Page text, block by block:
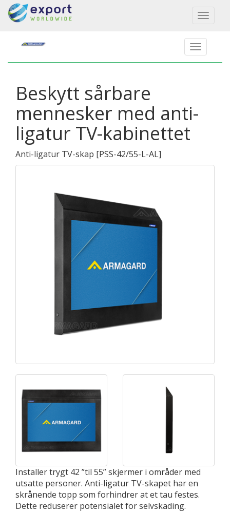
Toggle
Beskytt sårbare
mennesker med anti-
ligatur TV-kabinettet
Anti-ligatur TV-skap [PSS-42/55-L-AL]
Installer trygt 42 ”til 55” skjermer i områder med
utsatte personer. Anti-ligatur TV-skapet har en
skrånende topp som forhindrer at et tau festes.
Dette reduserer potensialet for selvskading.